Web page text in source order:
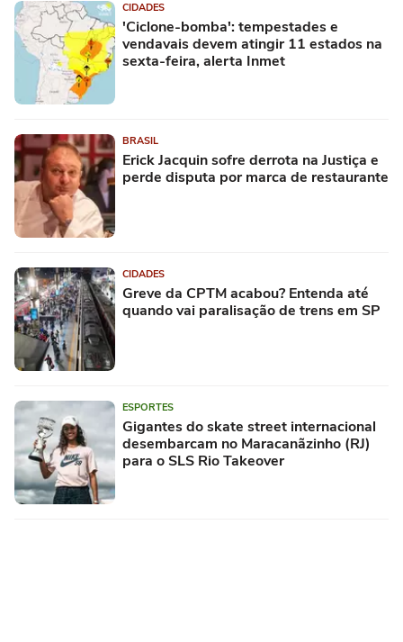
CIDADES
'Ciclone-bomba': tempestades e
vendavais devem atingir 11 estados na
sexta-feira, alerta Inmet
BRASIL
Erick Jacquin sofre derrota na Justiça e
perde disputa por marca de restaurante
CIDADES
Greve da CPTM acabou? Entenda até
quando vai paralisação de trens em SP
ESPORTES
Gigantes do skate street internacional
desembarcam no Maracanãzinho (RJ)
para o SLS Rio Takeover